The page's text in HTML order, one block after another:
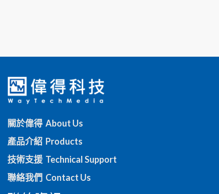
關於偉得 About Us
產品介紹 Products
技術支援 Technical Support
聯絡我們 Contact Us